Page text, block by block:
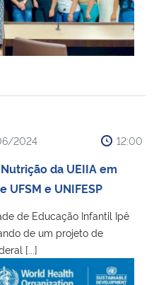
2024 12:00
da UEIIA em
e UNIFESP
de Educação Infantil Ipê
de um projeto de
[...]